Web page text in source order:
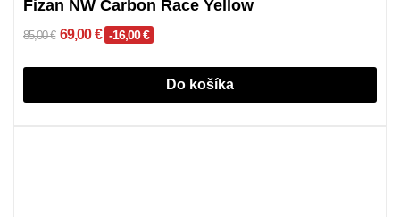
Fizan NW Carbon Race Yellow
85,00 € 69,00 € -16,00 €
Do košíka